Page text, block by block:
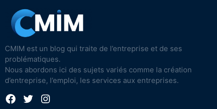
CMIM est un blog qui traite de l’entreprise et de ses
problématiques.
Nous abordons ici des sujets variés comme la création
d’entreprise, l’emploi, les services aux entreprises.
Facebook
TwitterInstagram